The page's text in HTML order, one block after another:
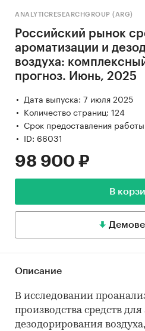
ANALYTICRESEARCHGROUP (ARG)
Российский рынок
ароматизации и
воздуха:
прогноз. Июнь, 2025
Дата выпуска: 7 июля 2025
Количество страниц: 124
Срок предоставления
ID: 66031
98 900 ₽
В
Описание
В исследовании
производства средств
дезодорирования